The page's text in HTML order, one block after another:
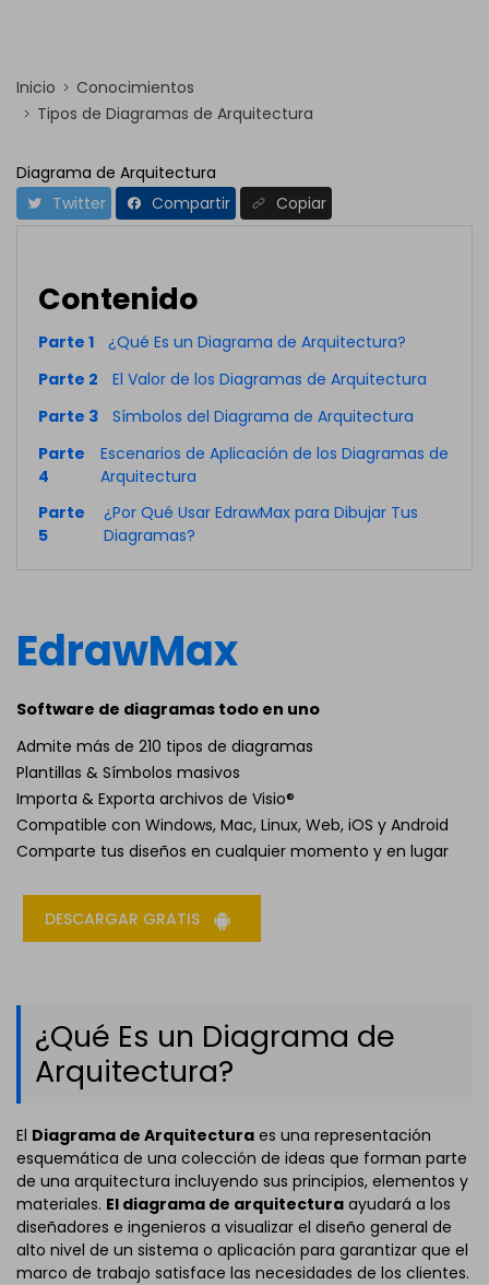
Inicio
Conocimientos
Tipos de Diagramas de Arquitectura
Diagrama de Arquitectura
Twitter
Compartir Copiar
Contenido
Parte 1
¿Qué Es un Diagrama de Arquitectura?
Parte 2
El Valor de los Diagramas de Arquitectura
Parte 3
Símbolos del Diagrama de Arquitectura
Parte
4
Escenarios de Aplicación de los Diagramas de
Arquitectura
Parte
5
¿Por Qué Usar EdrawMax para Dibujar Tus
Diagramas?
EdrawMax
Software de diagramas todo en uno
Admite más de 210 tipos de diagramas
Plantillas & Símbolos masivos
Importa & Exporta archivos de Visio®
Compatible con Windows, Mac, Linux, Web, iOS y Android
Comparte tus diseños en cualquier momento y en lugar
DESCARGAR GRATIS
¿Qué Es un Diagrama de
Arquitectura?
El Diagrama de Arquitectura es una representación
esquemática de una colección de ideas que forman parte
de una arquitectura incluyendo sus principios, elementos y
materiales. El diagrama de arquitectura ayudará a los
diseñadores e ingenieros a visualizar el diseño general de
alto nivel de un sistema o aplicación para garantizar que el
marco de trabajo satisface las necesidades de los clientes.